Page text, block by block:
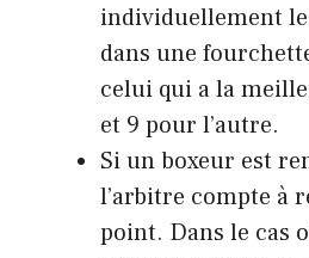
individuellement
dans une
celui qui a la
et 9 pour l’autre.
Si un boxeur est
l’arbitre compte à
point. Dans le cas